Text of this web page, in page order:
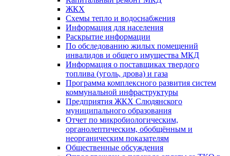
ЖКХ
Схемы тепло и водоснабжения
Информация для населения
Раскрытие информации
По обследованию жилых помещений
инвалидов и общего имущества МКД
Информация о поставщиках твердого
топлива (уголь, дрова) и газа
Программа комплексного развития систем
коммунальной инфраструктуры
Предприятия ЖКХ Слюдянского
муниципального образования
Отчет по микробиологическим,
органолептическим, обобщённым и
неорганическим показателям
Общественные обсуждения